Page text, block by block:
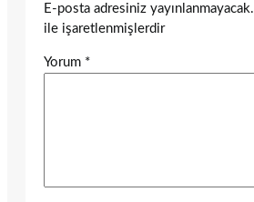
E-posta adresiniz yayınlanmayacak.
ile işaretlenmişlerdir
Yorum *